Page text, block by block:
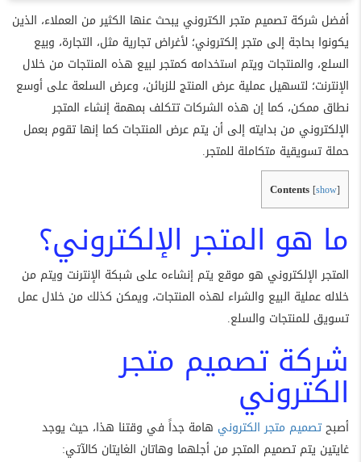
أفضل شركة تصميم متجر الكتروني يبحث عنها الكثير من العملاء، الذين
يكونوا بحاجة إلى متجر إلكتروني؛ لأغراض تجارية مثل، التجارة، وبيع
السلع، والمنتجات ويتم استخدامه كمتجر لبيع هذه المنتجات من خلال
الإنترنت؛ لتسهيل عملية عرض المنتج للزبائن، وعرض السلعة على أوسع
نطاق ممكن، كما إن هذه الشركات تتكلف بمهمة إنشاء المتجر
الإلكتروني من بدايته إلى أن يتم عرض المنتجات كما إنها تقوم بعمل
حملة تسويقية متكاملة للمتجر.
Contents [show]
ما هو المتجر الإلكتروني؟
المتجر الإلكتروني هو موقع يتم إنشاءه على شبكة الإنترنت ويتم من
خلاله عملية البيع والشراء لهذه المنتجات، ويمكن كذلك من خلال عمل
تسويق للمنتجات والسلع.
شركة تصميم متجر
الكتروني
أصبحتصميم متجر الكتروني هامة جداً في وقتنا هذا، حيث يوجد
غايتين يتم تصميم المتجر من أجلهما وهاتان الغايتان كالآتي: